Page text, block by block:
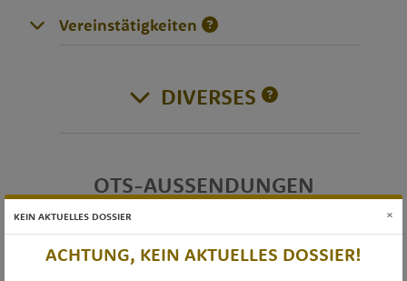
Vereinstätigkeiten
DIVERSES
OTS-AUSSENDUNGEN
KEIN AKTUELLES DOSSIER ×
ACHTUNG, KEIN AKTUELLES DOSSIER!